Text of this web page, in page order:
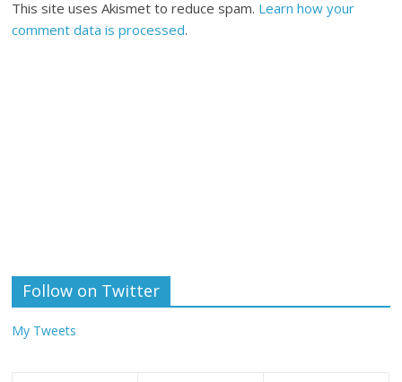
This site uses Akismet to reduce spam. Learn how your
comment data is processed.
Follow on Twitter
My Tweets